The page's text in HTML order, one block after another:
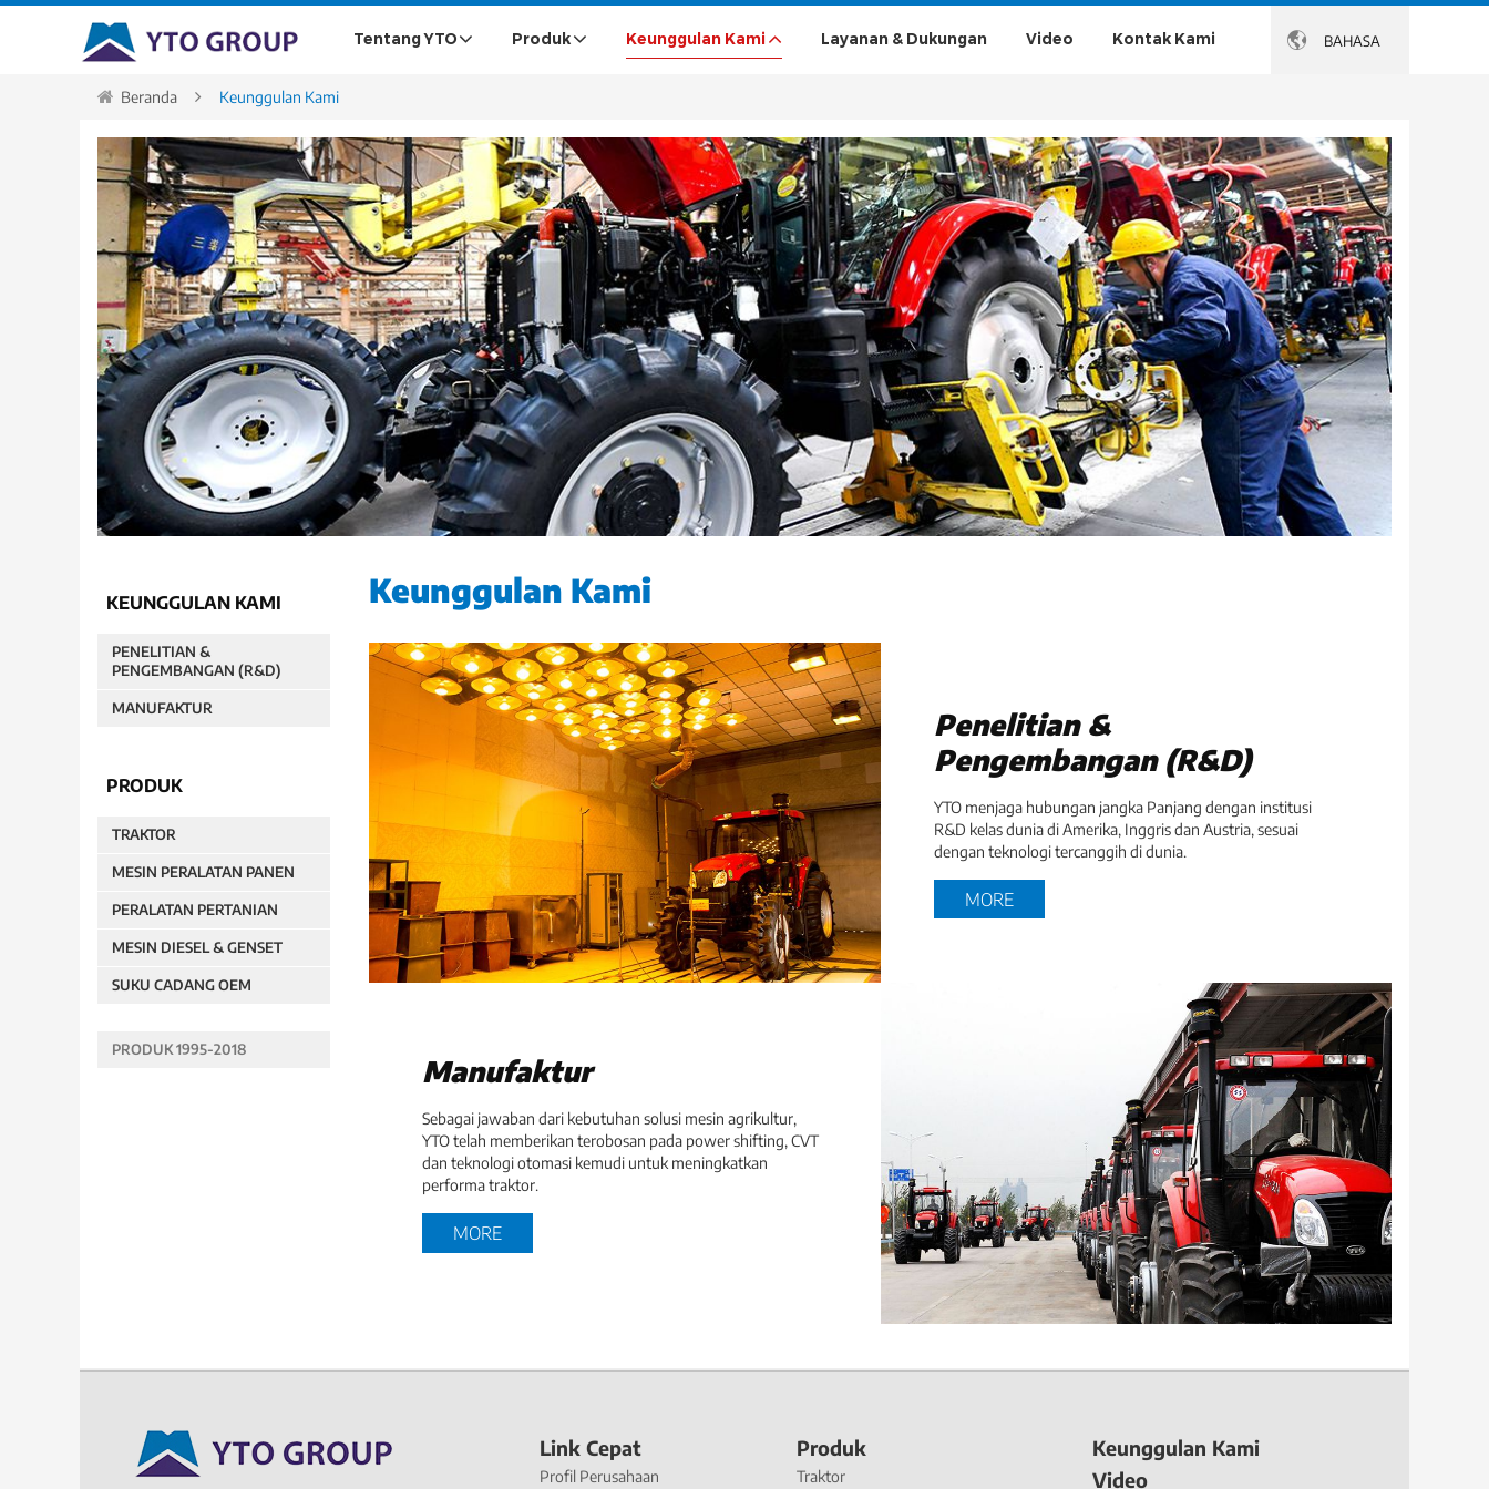
 BAHASA
Tentang YTO Produk Keunggulan Kami Layanan & Dukungan Video Kontak Kami
Beranda Keunggulan Kami
Keunggulan Kami
Penelitian &
Pengembangan (R&D)
YTO menjaga hubungan jangka Panjang dengan institusi
R&D kelas dunia di Amerika, Inggris dan Austria, sesuai
dengan teknologi tercanggih di dunia.
MORE
Manufaktur
Sebagai jawaban dari kebutuhan solusi mesin agrikultur,
YTO telah memberikan terobosan pada power shifting, CVT
dan teknologi otomasi kemudi untuk meningkatkan
performa traktor.
MORE
KEUNGGULAN KAMI
PENELITIAN &
PENGEMBANGAN (R&D)
MANUFAKTUR
PRODUK
TRAKTOR
MESIN PERALATAN PANEN
PERALATAN PERTANIAN
MESIN DIESEL & GENSET
SUKU CADANG OEM
PRODUK 1995-2018
Link Cepat
Profil Perusahaan
Produk
Traktor
Keunggulan Kami
Video